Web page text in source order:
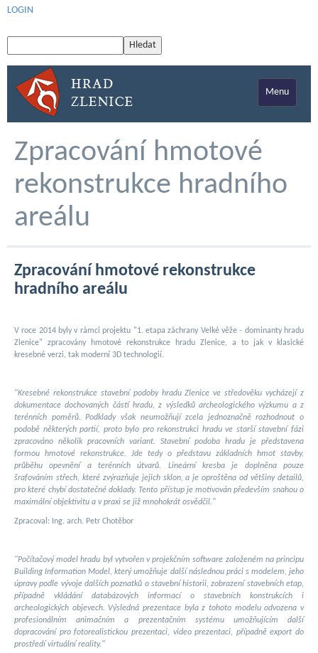
LOGIN
Menu
Zpracování hmotové
rekonstrukce hradního
areálu
Zpracování hmotové rekonstrukce
hradního areálu
V roce 2014 byly v rámci projektu "1. etapa záchrany Velké věže - dominanty hradu
Zlenice" zpracovány hmotové rekonstrukce hradu Zlenice, a to jak v klasické
kresebné verzi, tak moderní 3D technologií.
"Kresebné rekonstrukce stavební podoby hradu Zlenice ve středověku vycházejí z
dokumentace dochovaných částí hradu, z výsledků archeologického výzkumu a z
terénních poměrů. Podklady však neumožňují zcela jednoznačně rozhodnout o
podobě některých partií, proto bylo pro rekonstrukci hradu ve starší stavební fázi
zpracováno několik pracovních variant. Stavební podoba hradu je představena
formou hmotové rekonstrukce. Jde tedy o představu základních hmot stavby,
průběhu opevnění a terénních útvarů. Lineární kresba je doplněna pouze
šrafováním střech, které zvýrazňuje jejich sklon, a je oproštěna od většiny detailů,
pro které chybí dostatečné doklady. Tento přístup je motivován především snahou o
maximální objektivitu a v praxi se již mnohokrát osvědčil."
Zpracoval: Ing. arch. Petr Chotěbor
"Počítačový model hradu byl vytvořen v projekčním software založeném na principu
Building Information Model, který umožňuje další následnou práci s modelem, jeho
úpravy podle vývoje dalších poznatků o stavební historii, zobrazení stavebních etap,
případně vkládání databázových informací o stavebních konstrukcích i
archeologických objevech. Výsledná prezentace byla z tohoto modelu odvozena v
profesionálním animačním a prezentačním systému umožňujícím další
dopracování pro fotorealistickou prezentaci, video prezentaci, případně export do
prostředí virtuální reality."